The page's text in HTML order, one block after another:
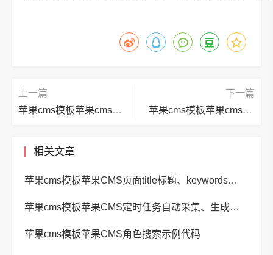
上一篇
苹果cms模板苹果cms模板帝国CMS结合项开启了模糊匹配无效的解决方法
下一篇
苹果cms模板苹果cms模板通过修改数据库md5值来更改admin密码方法
相关文章
苹果cms模板苹果CMS页面title标题、keywords关键词、description描述SEO优化
苹果cms模板苹果CMS定时任务自动采集、生成、推送
苹果cms模板苹果CMS角色搜索示例代码